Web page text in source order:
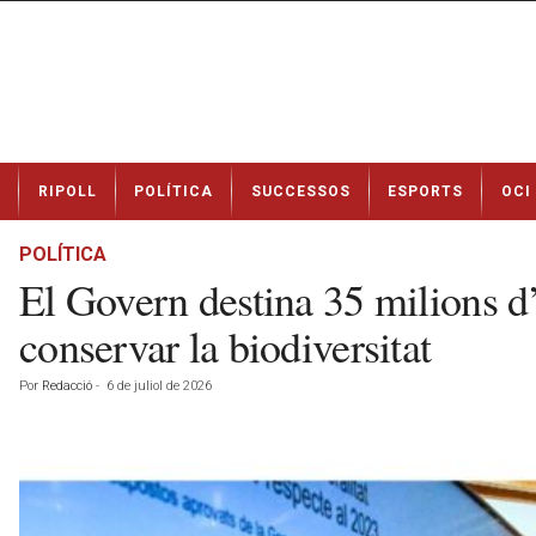
t
RIPOLL POLÍTICA SUCCESSOS ESPORTS OCI
POLÍTICA
El Govern destina 35 milions
conservar la biodiversitat
Por Redacció - 6 de juliol de 2026